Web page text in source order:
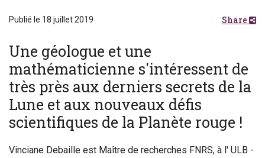
Publié le 18 juillet 2019 Share
Une géologue et une
mathématicienne s'intéressent de
très près aux derniers secrets de la
Lune et aux nouveaux défis
scientifiques de la Planète rouge !
Vinciane Debaille est Maître de recherches FNRS, à l' ULB -